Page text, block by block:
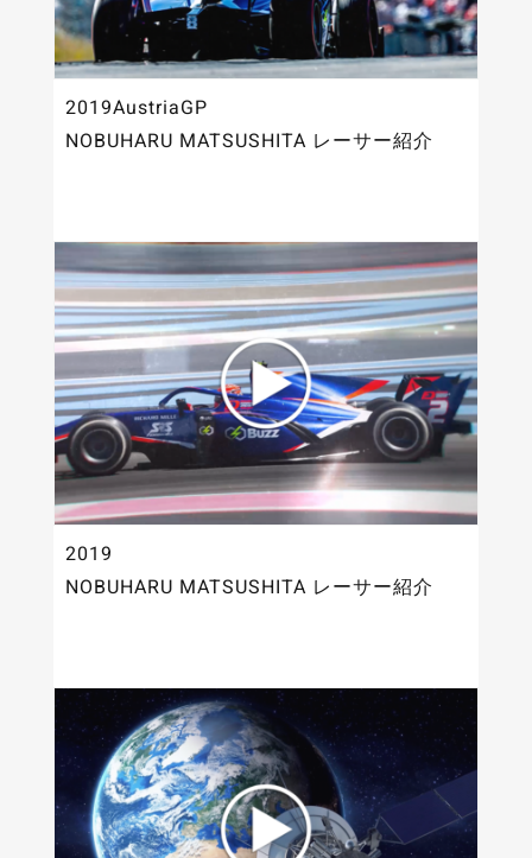
2019AustriaGP
NOBUHARU MATSUSHITA レーサー紹介
2019
NOBUHARU MATSUSHITA レーサー紹介